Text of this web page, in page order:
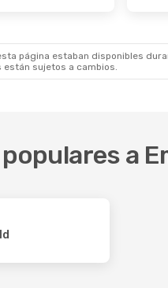
página estaban disponibles
sujetos a cambios.
a